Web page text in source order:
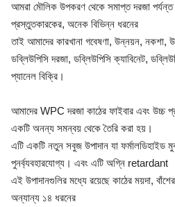
আমরা মৌলিক উপকরণ থেকে সমাপ্ত দরজা পর্যন্ত
প্রস্তুতকারকের, অনেক বিভিন্ন ধরনের
তাই আমাদের কারখানা গবেষণা, উন্নয়ন, নকশা,
ডব্লিউপিসি দরজা, ডব্লিউপিসি ক্যাবিনেট,
প্যানেল বিক্রি।
আমাদের WPC দরজা কাঠের ফাইবার এবং উচ্চ
একটি অনন্য সমন্বয় থেকে তৈরি করা হয়।
এটি একটি নতুন সবুজ উপাদান যা ফর্মালডিহাইড
পুনর্ব্যবহারযোগ্য। এবং এটি অগ্নি retardant
এই উপাদানগুলির মধ্যে রয়েছে কাঠের ময়দা,
অন্যান্য ১৪ ধরনের